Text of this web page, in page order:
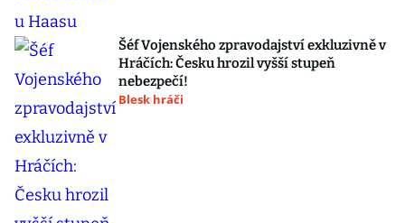
Šéf Vojenského zpravodajství exkluzivně v
Hráčích: Česku hrozil vyšší stupeň
nebezpečí!
Blesk hráči